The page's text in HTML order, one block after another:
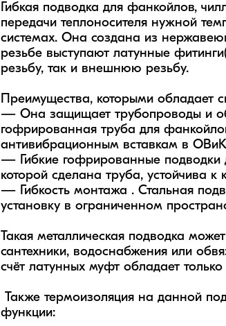
Гибкая подводка для фанкойлов,
передачи теплоносителя нужной
системах. Она создана из
резьбе выступают латунные
резьбу, так и внешнюю резьбу.
Преимущества, которыми обладает
— Она защищает трубопроводы и
гофрированная труба для
антивибрационным вставкам в
— Гибкие гофрированные подводки
которой сделана труба, устойчива
— Гибкость монтажа . Стальная
установку в ограниченном
Такая металлическая подводка
сантехники, водоснабжения или
счёт латунных муфт обладает
функции: